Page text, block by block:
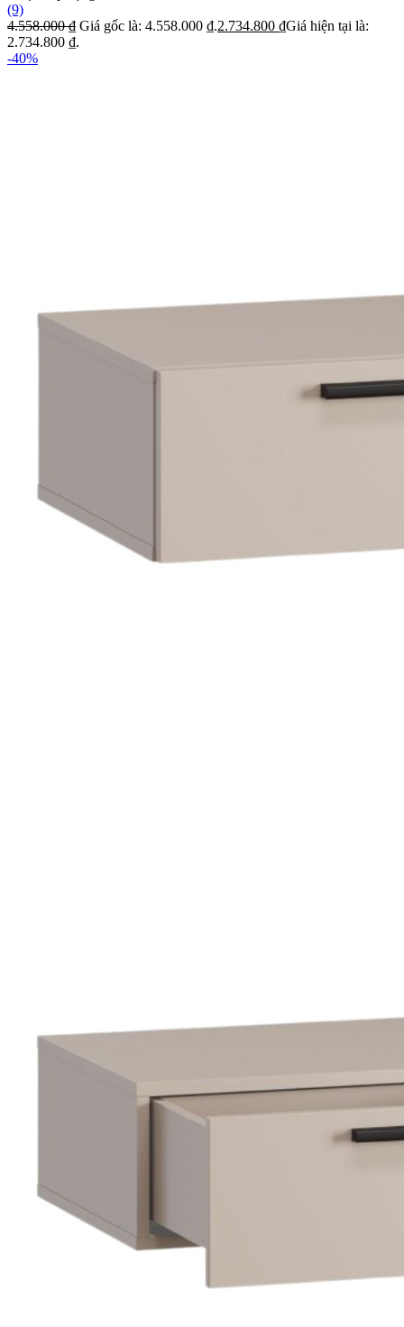
(9)
4.558.000₫ Giá gốc là: 4.558.000 ₫.2.734.800 ₫Giá hiện tại là:
2.734.800 ₫.
-40%